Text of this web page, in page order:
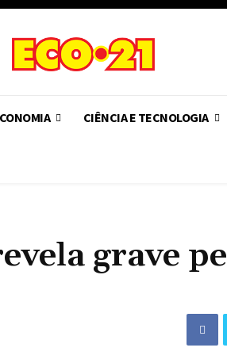
CIÊNCIA E TECNOLOGIA
grave